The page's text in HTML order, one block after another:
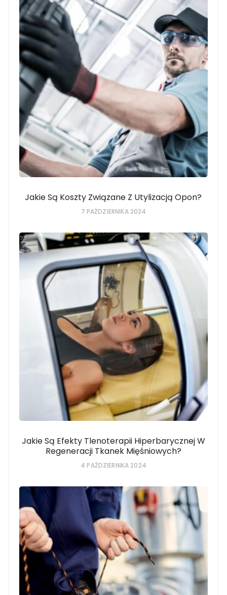
Jakie Są Koszty Związane Z Utylizacją Opon?
7 PAŹDZIERNIKA 2024
Jakie Są Efekty Tlenoterapii Hiperbarycznej W
Regeneracji Tkanek Mięśniowych?
4 PAŹDZIERNIKA 2024